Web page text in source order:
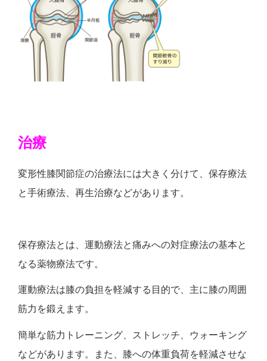
治療
変形性膝関節症の治療法には大きく分けて、保存療法
と手術療法、再生治療などがあります。
保存療法とは、運動療法と痛みへの対症療法の基本と
なる薬物療法です。
運動療法は膝の負担を軽減する目的で、主に膝の周囲
筋力を鍛えます。
簡単な筋力トレーニング、ストレッチ、ウォーキング
などがあります。また、膝への体重負荷を軽減させな